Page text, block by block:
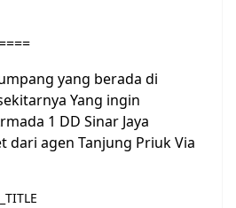
yang berada di
Yang ingin
1 DD Sinar Jaya
dari agen Tanjung Priuk Via